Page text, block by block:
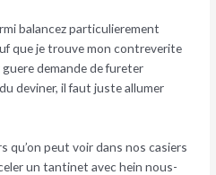
balancez particulierement
que je trouve mon contreverite
demande de fureter
deviner, il faut juste allumer
qu’on peut voir dans nos casiers
un tantinet avec hein nous-